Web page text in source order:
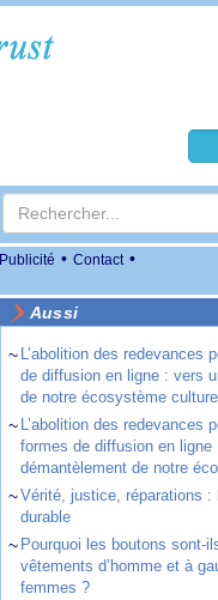
Publicité • Contact •
Aussi
~ L’abolition des redevances
de diffusion en ligne : vers
de notre écosystème
~ L’abolition des redevances
formes de diffusion en ligne
démantèlement de notre
~Vérité, justice, réparations :
durable
~ Pourquoi les boutons sont-
vêtements d’homme et à
femmes ?